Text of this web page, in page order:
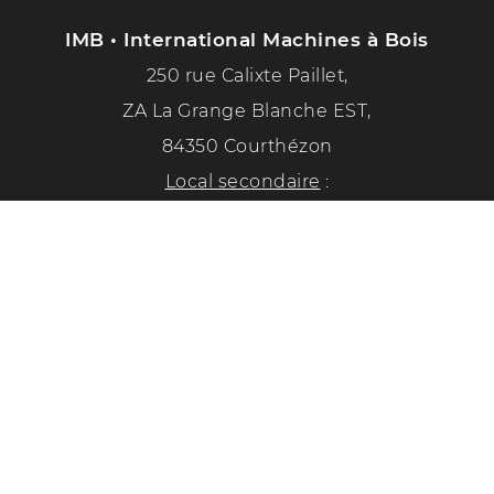
IMB • International Machines à Bois
250 rue Calixte Paillet,
ZA La Grange Blanche EST,
84350 Courthézon
Local secondaire :